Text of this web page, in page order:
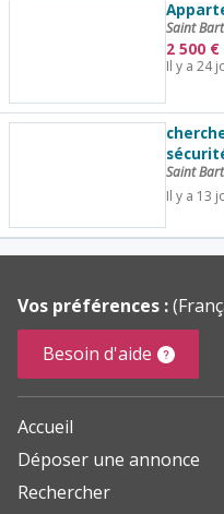
Saint
2 500 €
Il y a 24
Saint
Il y a 13
Vos préférences :
Besoin d'aide
Accueil
Déposer une annonce
Rechercher